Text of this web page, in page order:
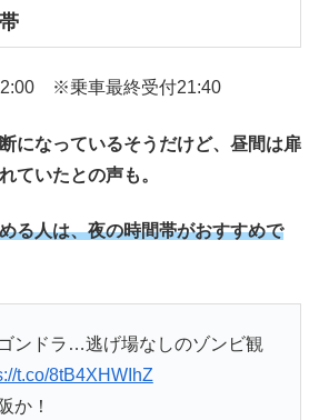
※乗車最終受付21:40
になっているそうだけど、昼間は扉
ていたとの声も。
る人は、夜の時間帯がおすすめで
ンドラ…逃げ場なしのゾンビ観
t.co/8tB4XHWIhZ
か！